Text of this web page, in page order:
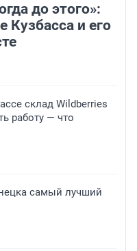
до этого»:
Кузбасса и его
склад Wildberries
работу — что
самый лучший